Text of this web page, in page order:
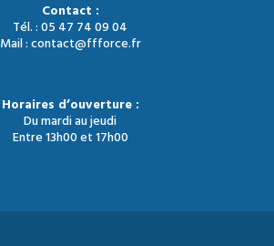
Contact :
Tél. : 05 47 74 09 04
Mail : contact@ffforce.fr
Horaires d’ouverture :
Du mardi au jeudi
Entre 13h00 et 17h00